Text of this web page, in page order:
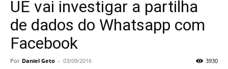
UE vai investigar a partilha
de dados do Whatsapp com
Facebook
Por Daniel Geto - 03/09/2016 3930